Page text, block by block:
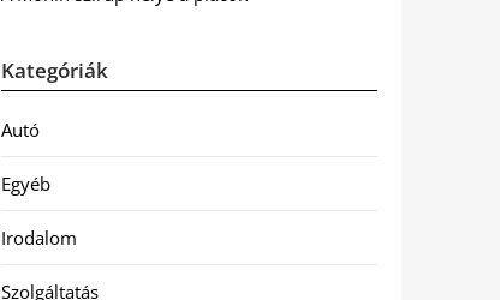
Kategóriák
Autó
Egyéb
Irodalom
Szolgáltatás